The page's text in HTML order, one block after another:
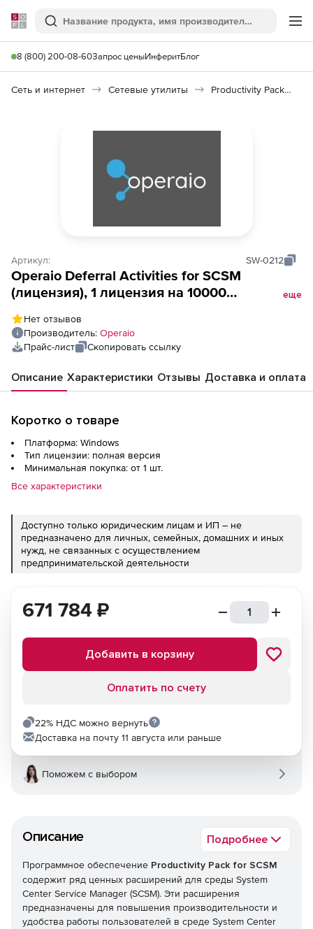
Softline
Поиск
8 (800) 200-08-60Запрос ценыИнферитБлог
Сеть и интернет Сетевые утилиты Productivity Pack for SCSM
Артикул: SW-0212
Operaio Deferral Activities for SCSM
(лицензия), 1 лицензия на 10000
еще
Нет отзывов
Производитель: Operaio
Прайс-лист
Скопировать ссылку
Описание Характеристики Отзывы Доставка и оплата
Коротко о товаре
Платформа: Windows
Тип лицензии: полная версия
Минимальная покупка: от 1 шт.
Все характеристики
Доступно только юридическим лицам и ИП – не
предназначено для личных, семейных, домашних и иных
нужд, не связанных с осуществлением
предпринимательской деятельности
Описание Подробнее
Программное обеспечение Productivity Pack for SCSM
содержит ряд ценных расширений для среды System
Center Service Manager (SCSM). Эти расширения
предназначены для повышения производительности и
удобства работы пользователей в среде System Center
671 784 ₽
Добавить в корзину
Оплатить по счету
22% НДС можно вернуть
Доставка на почту 11 августа или раньше
Поможем с выбором